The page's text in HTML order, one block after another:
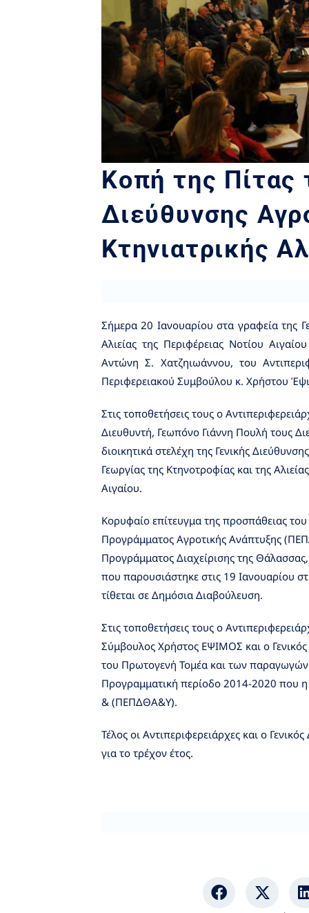
Κοπή της Πίτας
Διεύθυνσης
Κτηνιατρικής
Σήμερα 20 Ιανουαρίου στα γραφεία της
Αλιείας της Περιφέρειας Νοτίου
Αντώνη Σ. Χατζηιωάννου, του
Περιφερειακού Συμβούλου κ. Χρήστου
Στις τοποθετήσεις τους ο
Διευθυντή, Γεωπόνο Γιάννη Πουλή τους
διοικητικά στελέχη της Γενικής
Γεωργίας της Κτηνοτροφίας και της
Αιγαίου.
Κορυφαίο επίτευγμα της προσπάθειας
Προγράμματος Αγροτικής Ανάπτυξης
Προγράμματος Διαχείρισης της
που παρουσιάστηκε στις 19 Ιανουαρίου
τίθεται σε Δημόσια Διαβούλευση.
Στις τοποθετήσεις τους ο
Σύμβουλος Χρήστος ΕΨΙΜΟΣ και ο Γενικός
του Πρωτογενή Τομέα και των παραγωγών
Προγραμματική περίοδο 2014-2020 που
& (ΠΕΠΔΘΑ&Υ).
Τέλος οι Αντιπεριφερειάρχες και ο
για το τρέχον έτος.